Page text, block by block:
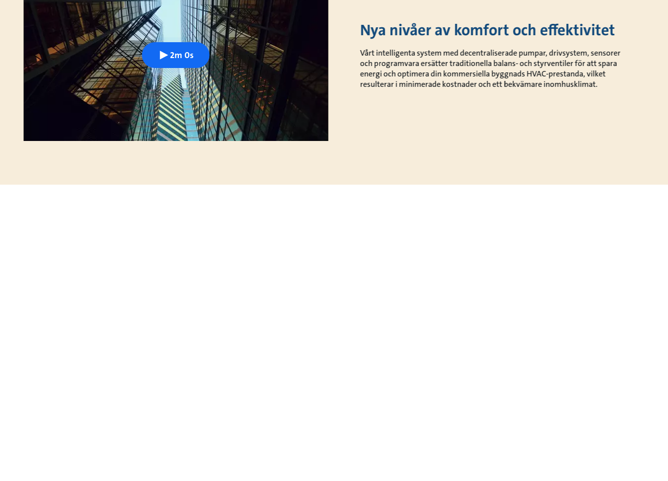
Nya nivåer av komfort och effektivitet
Vårt intelligenta system med decentraliserade pumpar, drivsystem, sensorer
och programvara ersätter traditionella balans- och styrventiler för att spara
energi och optimera din kommersiella byggnads HVAC-prestanda, vilket
resulterar i minimerade kostnader och ett bekvämare inomhusklimat.
2m 0s